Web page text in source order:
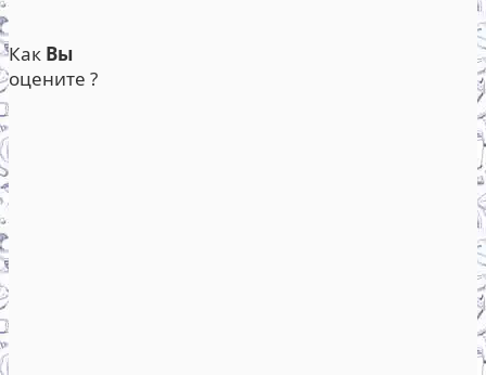
Как Вы
оцените ?